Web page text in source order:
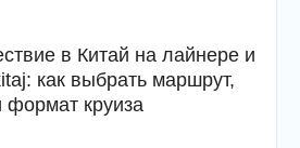
в Китай на лайнере и
как выбрать маршрут,
формат круиза